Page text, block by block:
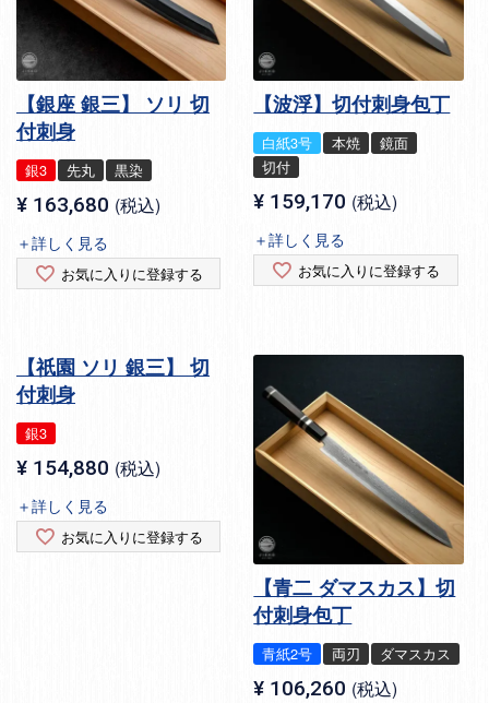
【銀座 銀三】 ソリ 切
付刺身
銀3 先丸 黒染
¥ 163,680 税込
＋詳しく見る
お気に入りに登録する
【波浮】切付刺身包丁
白紙3号 本焼
鏡面
切付
¥ 159,170 税込
＋詳しく見る
お気に入りに登録する
【祇園 ソリ 銀三】 切
付刺身
銀3
¥ 154,880 税込
＋詳しく見る
お気に入りに登録する
【青二 ダマスカス】切
付刺身包丁
青紙2号 両刃 ダマスカス
¥ 106,260 税込